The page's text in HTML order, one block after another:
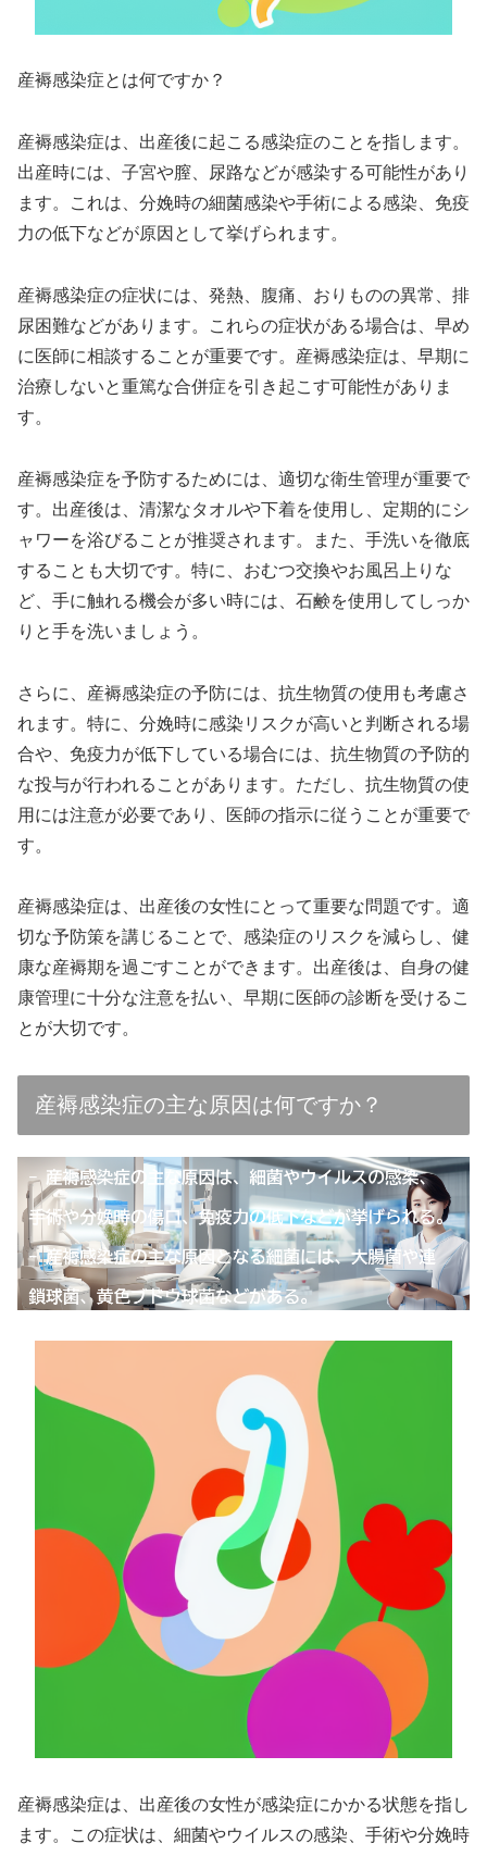
産褥感染症とは何ですか？
産褥感染症は、出産後に起こる感染症のことを指します。
出産時には、子宮や膣、尿路などが感染する可能性があり
ます。これは、分娩時の細菌感染や手術による感染、免疫
力の低下などが原因として挙げられます。
産褥感染症の症状には、発熱、腹痛、おりものの異常、排
尿困難などがあります。これらの症状がある場合は、早め
に医師に相談することが重要です。産褥感染症は、早期に
治療しないと重篤な合併症を引き起こす可能性がありま
す。
産褥感染症を予防するためには、適切な衛生管理が重要で
す。出産後は、清潔なタオルや下着を使用し、定期的にシ
ャワーを浴びることが推奨されます。また、手洗いを徹底
することも大切です。特に、おむつ交換やお風呂上りな
ど、手に触れる機会が多い時には、石鹸を使用してしっか
りと手を洗いましょう。
さらに、産褥感染症の予防には、抗生物質の使用も考慮さ
れます。特に、分娩時に感染リスクが高いと判断される場
合や、免疫力が低下している場合には、抗生物質の予防的
な投与が行われることがあります。ただし、抗生物質の使
用には注意が必要であり、医師の指示に従うことが重要で
す。
産褥感染症は、出産後の女性にとって重要な問題です。適
切な予防策を講じることで、感染症のリスクを減らし、健
康な産褥期を過ごすことができます。出産後は、自身の健
康管理に十分な注意を払い、早期に医師の診断を受けるこ
とが大切です。
産褥感染症の主な原因は何ですか？
産褥感染症は、出産後の女性が感染症にかかる状態を指し
ます。この症状は、細菌やウイルスの感染、手術や分娩時